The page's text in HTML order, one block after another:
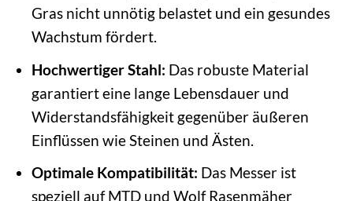
Gras nicht unnötig belastet und ein gesundes
Wachstum fördert.
Hochwertiger Stahl: Das robuste Material
garantiert eine lange Lebensdauer und
Widerstandsfähigkeit gegenüber äußeren
Einflüssen wie Steinen und Ästen.
Optimale Kompatibilität: Das Messer ist
speziell auf MTD und Wolf Rasenmäher